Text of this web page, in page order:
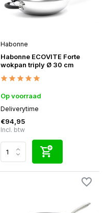
Habonne
Habonne ECOVITE Forte
wokpan triply Ø 30 cm
Op voorraad
Deliverytime
€94,95
Incl. btw